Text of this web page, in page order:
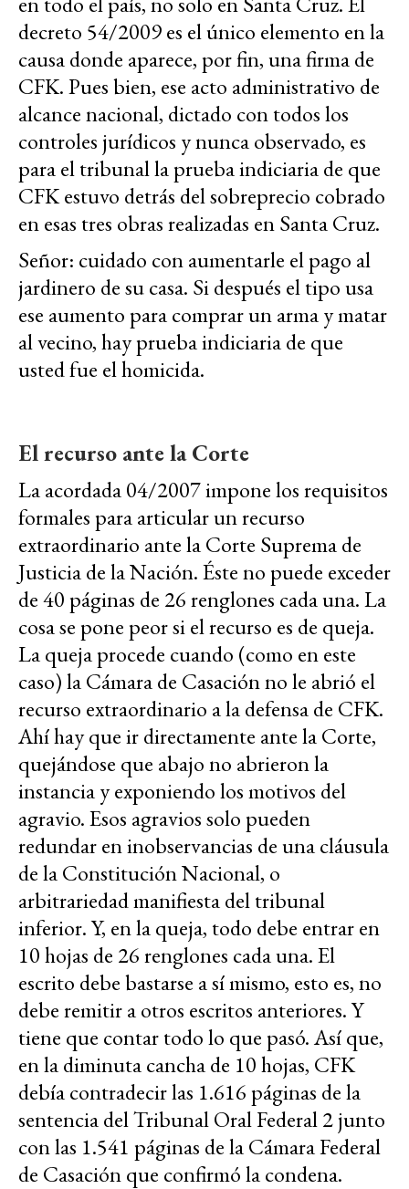
decreto 54/2009 es el único elemento en la
causa donde aparece, por fin, una firma de
CFK. Pues bien, ese acto administrativo de
alcance nacional, dictado con todos los
controles jurídicos y nunca observado, es
para el tribunal la prueba indiciaria de que
CFK estuvo detrás del sobreprecio cobrado
en esas tres obras realizadas en Santa Cruz.
Señor: cuidado con aumentarle el pago al
jardinero de su casa. Si después el tipo usa
ese aumento para comprar un arma y matar
al vecino, hay prueba indiciaria de que
usted fue el homicida.
El recurso ante la Corte
La acordada 04/2007 impone los requisitos
formales para articular un recurso
extraordinario ante la Corte Suprema de
Justicia de la Nación. Éste no puede exceder
de 40 páginas de 26 renglones cada una. La
cosa se pone peor si el recurso es de queja.
La queja procede cuando (como en este
caso) la Cámara de Casación no le abrió el
recurso extraordinario a la defensa de CFK.
Ahí hay que ir directamente ante la Corte,
quejándose que abajo no abrieron la
instancia y exponiendo los motivos del
agravio. Esos agravios solo pueden
redundar en inobservancias de una cláusula
de la Constitución Nacional, o
arbitrariedad manifiesta del tribunal
inferior. Y, en la queja, todo debe entrar en
10 hojas de 26 renglones cada una. El
escrito debe bastarse a sí mismo, esto es, no
debe remitir a otros escritos anteriores. Y
tiene que contar todo lo que pasó. Así que,
en la diminuta cancha de 10 hojas, CFK
debía contradecir las 1.616 páginas de la
sentencia del Tribunal Oral Federal 2 junto
con las 1.541 páginas de la Cámara Federal
de Casación que confirmó la condena.